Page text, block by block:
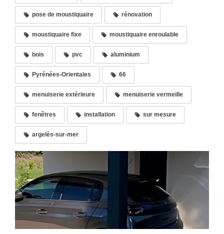
pose de moustiquaire rénovation
moustiquaire fixe moustiquaire enroulable
bois pvc aluminium
Pyrénées-Orientales 66
menuiserie extérieure menuiserie vermeille
fenêtres installation sur mesure
argelès-sur-mer